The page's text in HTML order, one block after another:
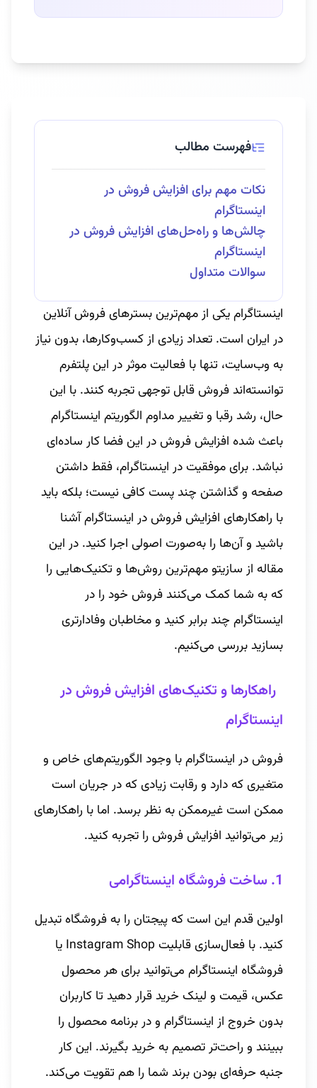
فهرست مطالب
نکات مهم برای افزایش فروش در
اینستاگرام
چالش‌ها و راه‌حل‌های افزایش فروش در
اینستاگرام
سوالات متداول
اینستاگرام یکی از مهم‌ترین بسترهای فروش آنلاین
در ایران است. تعداد زیادی از کسب‌وکارها، بدون نیاز
به وب‌سایت، تنها با فعالیت موثر در این پلتفرم
توانسته‌اند فروش قابل توجهی تجربه کنند. با این
حال، رشد رقبا و تغییر مداوم الگوریتم اینستاگرام
باعث شده افزایش فروش در این فضا کار ساده‌ای
نباشد. برای موفقیت در اینستاگرام، فقط داشتن
صفحه و گذاشتن چند پست کافی نیست؛ بلکه باید
با راهکارهای افزایش فروش در اینستاگرام آشنا
باشید و آن‌ها را به‌صورت اصولی اجرا کنید. در این
مقاله از سازیتو مهم‌ترین روش‌ها و تکنیک‌هایی را
که به شما کمک می‌کنند فروش خود را در
اینستاگرام چند برابر کنید و مخاطبان وفادارتری
بسازید بررسی می‌کنیم.
راهکارها و تکنیک‌های افزایش فروش در
اینستاگرام
فروش در اینستاگرام با وجود الگوریتم‌های خاص و
متغیری که دارد و رقابت زیادی که در جریان است
ممکن است غیرممکن به نظر برسد. اما با راهکارهای
زیر می‌توانید افزایش فروش را تجربه کنید.
1. ساخت فروشگاه اینستاگرامی
اولین قدم این است که پیجتان را به فروشگاه تبدیل
کنید. با فعال‌سازی قابلیت Instagram Shop یا
فروشگاه اینستاگرام می‌توانید برای هر محصول
عکس، قیمت و لینک خرید قرار دهید تا کاربران
بدون خروج از اینستاگرام و در برنامه محصول را
ببینند و راحت‌تر تصمیم به خرید بگیرند. این کار
جنبه حرفه‌ای بودن برند شما را هم تقویت می‌کند.